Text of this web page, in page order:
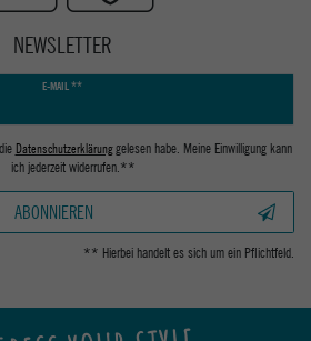
NEWSLETTER
E-MAIL **
Daten­schutz­erklärunggelesen habe. Meine Einwilligung kann
ich jederzeit widerrufen.**
ABONNIEREN
** Hierbei handelt es sich um ein Pflichtfeld.